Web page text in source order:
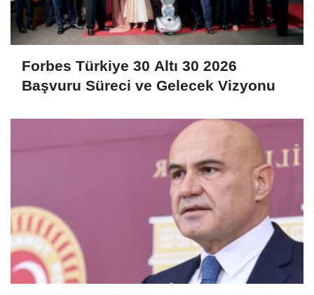
Forbes Türkiye 30 Altı 30 2026
Başvuru Süreci ve Gelecek Vizyonu